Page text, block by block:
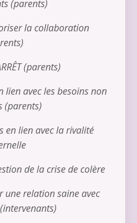
(parents)
la collaboration
(parents)
lien avec les besoins non
(parents)
en lien avec la rivalité
de la crise de colère
une relation saine avec